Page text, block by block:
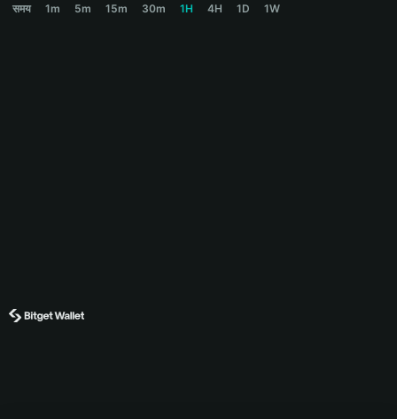
Español (Argentina)
समय 1m 5m 15m 30m 1H 4H 1D 1W